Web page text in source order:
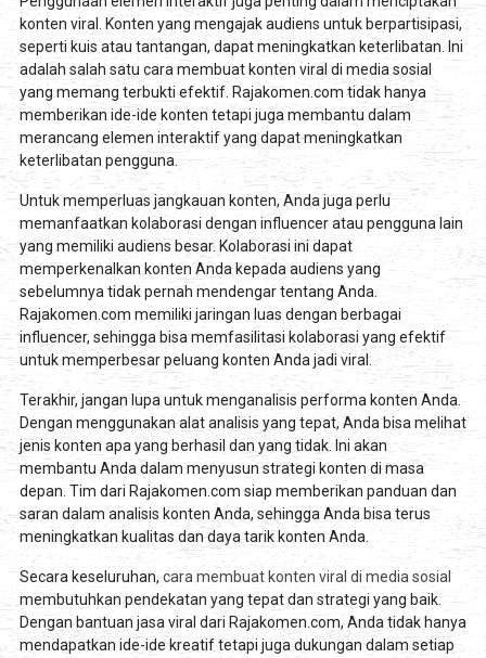
konten viral. Konten yang mengajak audiens untuk berpartisipasi,
seperti kuis atau tantangan, dapat meningkatkan keterlibatan. Ini
adalah salah satu cara membuat konten viral di media sosial
yang memang terbukti efektif. Rajakomen.com tidak hanya
memberikan ide-ide konten tetapi juga membantu dalam
merancang elemen interaktif yang dapat meningkatkan
keterlibatan pengguna.
Untuk memperluas jangkauan konten, Anda juga perlu
memanfaatkan kolaborasi dengan influencer atau pengguna lain
yang memiliki audiens besar. Kolaborasi ini dapat
memperkenalkan konten Anda kepada audiens yang
sebelumnya tidak pernah mendengar tentang Anda.
Rajakomen.com memiliki jaringan luas dengan berbagai
influencer, sehingga bisa memfasilitasi kolaborasi yang efektif
untuk memperbesar peluang konten Anda jadi viral.
Terakhir, jangan lupa untuk menganalisis performa konten Anda.
Dengan menggunakan alat analisis yang tepat, Anda bisa melihat
jenis konten apa yang berhasil dan yang tidak. Ini akan
membantu Anda dalam menyusun strategi konten di masa
depan. Tim dari Rajakomen.com siap memberikan panduan dan
saran dalam analisis konten Anda, sehingga Anda bisa terus
meningkatkan kualitas dan daya tarik konten Anda.
Secara keseluruhan, cara membuat konten viral di media sosial
membutuhkan pendekatan yang tepat dan strategi yang baik.
Dengan bantuan jasa viral dari Rajakomen.com, Anda tidak hanya
mendapatkan ide-ide kreatif tetapi juga dukungan dalam setiap